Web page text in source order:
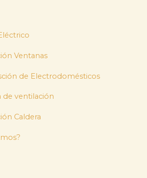
Ventanas
de Electrodomésticos
de ventilación
Caldera